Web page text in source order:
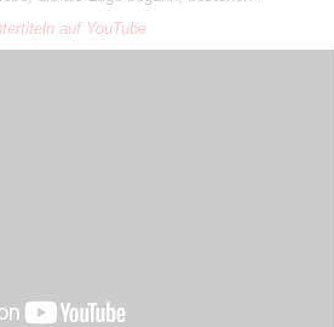
auf YouTube